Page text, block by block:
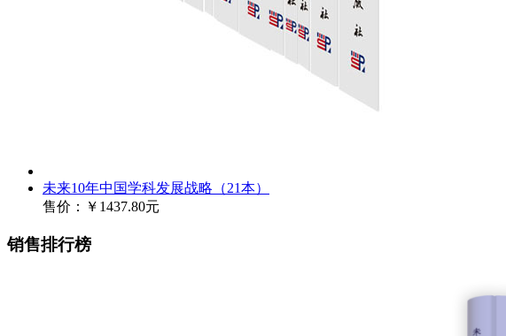
未来10年中国学科发展战略（21本）
售价：
￥1437.80元
销售排行榜